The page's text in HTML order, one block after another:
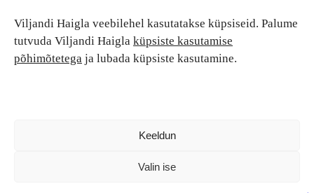
Viljandi Haigla veebilehel kasutatakse küpsiseid. Palume
tutvuda Viljandi Haigla küpsiste kasutamise
põhimõtetega ja lubada küpsiste kasutamine.
Keeldun
Valin ise
Patsiendi turvalisus ja õigused
Patsiendi õigused ja kohustused
Patsiendiohutus
Patsientide nõukoda